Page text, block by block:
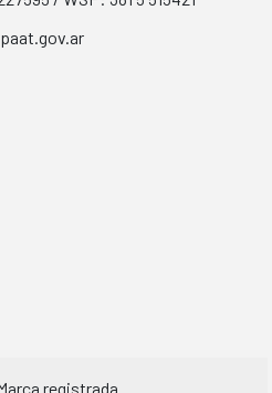
registrada